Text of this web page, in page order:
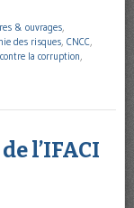
& ouvrages,
des risques, CNCC,
la corruption,
l’IFACI